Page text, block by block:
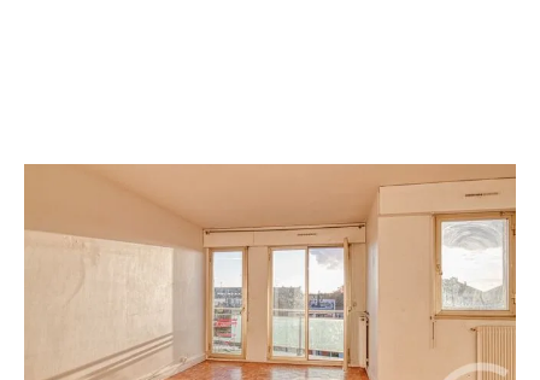
, 2 pièces
Ref : 1914
Appartement F2 à vendre
191 500 €